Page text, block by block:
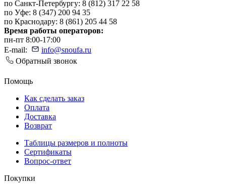
по Санкт-Петербургу: 8 (812) 317 22 58
по Уфе: 8 (347) 200 94 35
по Краснодару: 8 (861) 205 44 58
Время работы операторов:
пн-пт 8:00-17:00
E-mail:
info@snoufa.ru
Обратный звонок
Помощь
Как сделать заказ
Оплата
Доставка
Возврат
Таблицы размеров и полноты
Сертификаты
Вопрос-ответ
Покупки